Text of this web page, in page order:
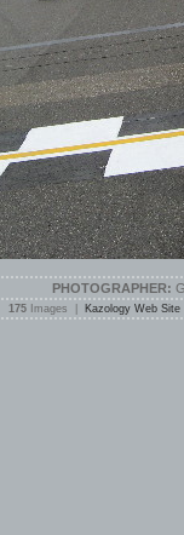
PHOTOGRAPHER:
175 Images | Kazology Web Site